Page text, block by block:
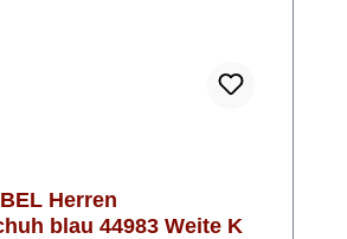
Herren
blau 44983 Weite K